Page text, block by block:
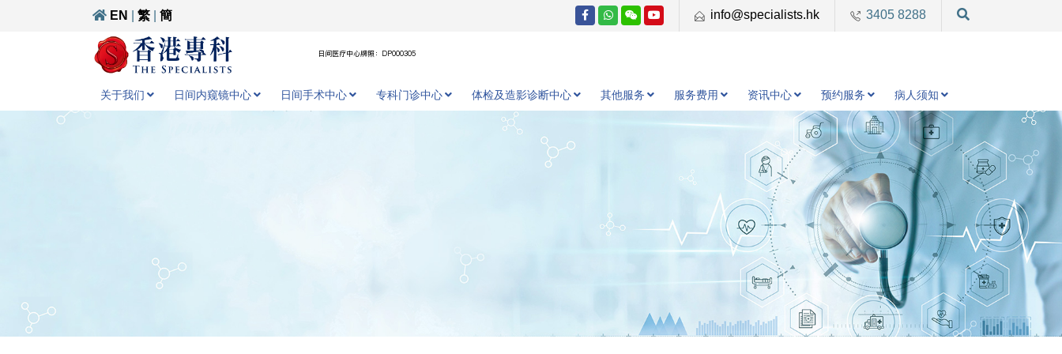
EN 繁 簡 info@specialists.hk 3405 8288
日间医疗中心牌照：DP000305
关于我们 日间内窥镜中心 日间手术中心 专科门诊中心 体检及造影诊断中心 其他服务 服务费用 资讯中心 预约服务 病人须知